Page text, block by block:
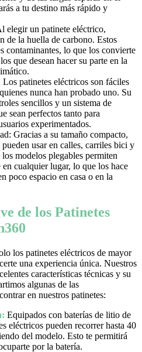
a tu destino más rápido y
elegir un patinete eléctrico,
de la huella de carbono. Estos
contaminantes, lo que los convierte
que desean hacer su parte en la
patinetes eléctricos son fáciles
nunca han probado uno. Su
sencillos y un sistema de
sean perfectos tanto para
experimentados.
Gracias a su tamaño compacto,
usar en calles, carriles bici y
modelos plegables permiten
cualquier lugar, lo que los hace
poco espacio en casa o en la
de los Patinetes
los patinetes eléctricos de mayor
una experiencia única. Nuestros
características técnicas y su
algunas de las
en nuestros patinetes:
Equipados con baterías de litio de
eléctricos pueden recorrer hasta 40
del modelo. Esto te permitirá
por la batería.